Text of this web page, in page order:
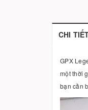
CHI
GPX
một thời
bạn cần